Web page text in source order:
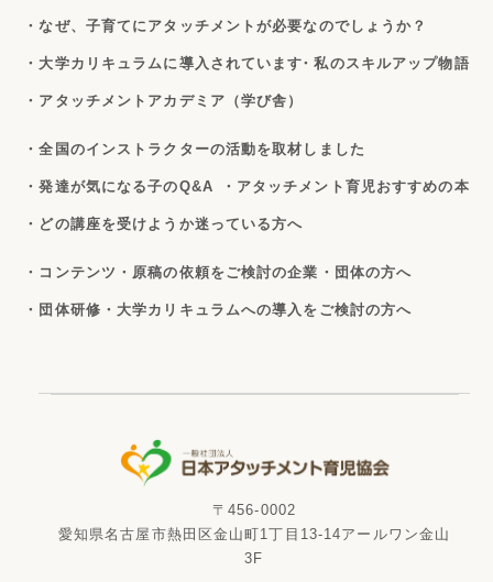
・なぜ、子育てにアタッチメントが必要なのでしょうか？
・大学カリキュラムに導入されています・私のスキルアップ物語
・アタッチメントアカデミア（学び舎）
・全国のインストラクターの活動を取材しました
・発達が気になる子のQ&A ・アタッチメント育児おすすめの本
・どの講座を受けようか迷っている方へ
・コンテンツ・原稿の依頼をご検討の企業・団体の方へ
・団体研修・大学カリキュラムへの導入をご検討の方へ
〒456-0002
愛知県名古屋市熱田区金山町1丁目13-14アールワン金山
3F